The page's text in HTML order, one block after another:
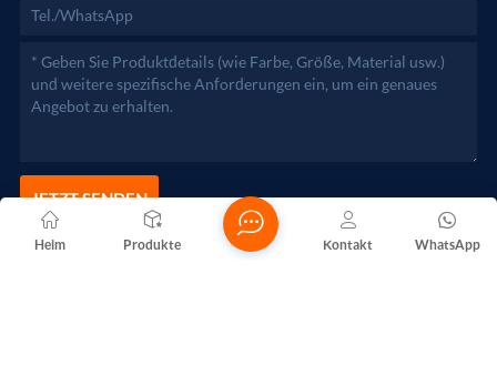
JETZT SENDEN
Heim Produkte WhatsApp
Kontakt